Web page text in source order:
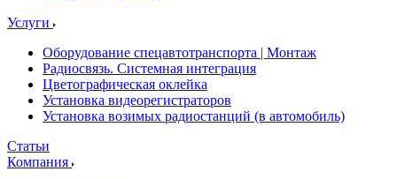
Услуги
Оборудование спецавтотранспорта | Монтаж
Радиосвязь. Системная интеграция
Цветографическая оклейка
Установка видеорегистраторов
Установка возимых радиостанций (в автомобиль)
Статьи
Компания